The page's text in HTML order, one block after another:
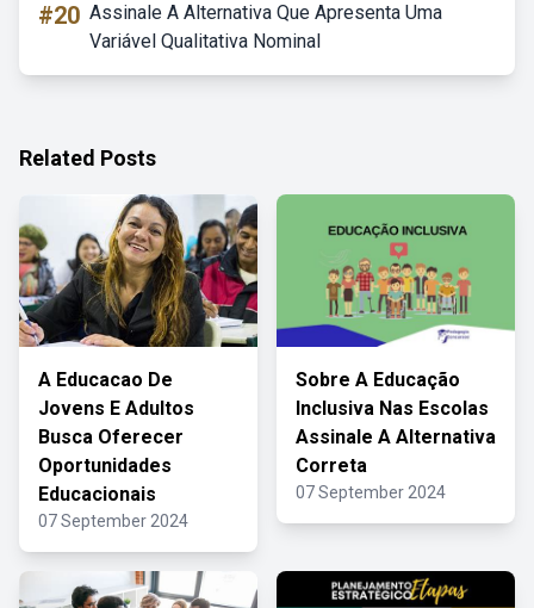
#20 Assinale A Alternativa Que Apresenta Uma
Variável Qualitativa Nominal
Related Posts
A Educacao De
Jovens E Adultos
Busca Oferecer
Oportunidades
Educacionais
07 September 2024
Sobre A Educação
Inclusiva Nas Escolas
Assinale A Alternativa
Correta
07 September 2024